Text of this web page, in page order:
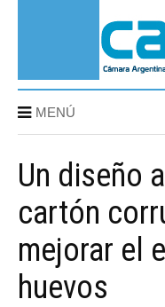
MENÚ
Un diseño
cartón
mejorar el
huevos